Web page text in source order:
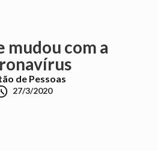
mudou com a
de Pessoas
27/3/2020